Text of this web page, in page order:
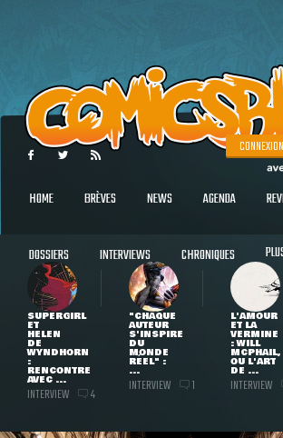
CONNEXION
HOME BRÈVES NEWS AGENDA
DOSSIERS INTERVIEWS CHRONIQUES
SUPERGIRL
ET
HELEN
DE
WYNDHORN
:
RENCONTRE
AVEC ...
INTERVIEW 4
"CHAQUE
AUTEUR
S'INSPIRE
DU
MONDE
RÉEL" :
...
INTERVIEW 1
L'AMOUR
ET LA
VERMINE
: WILL
MCPHAIL,
OU L'ART
DE ...
INTERVIEW